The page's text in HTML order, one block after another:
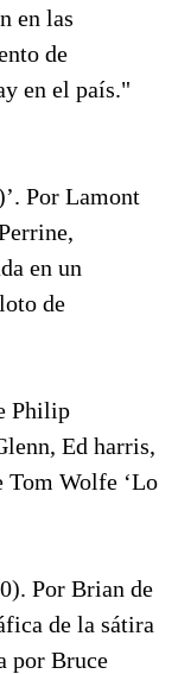
en las
de
en el país."
Por Lamont
en un
de
Philip
Ed harris,
Tom Wolfe ‘Lo
Por Brian de
de la sátira
por Bruce